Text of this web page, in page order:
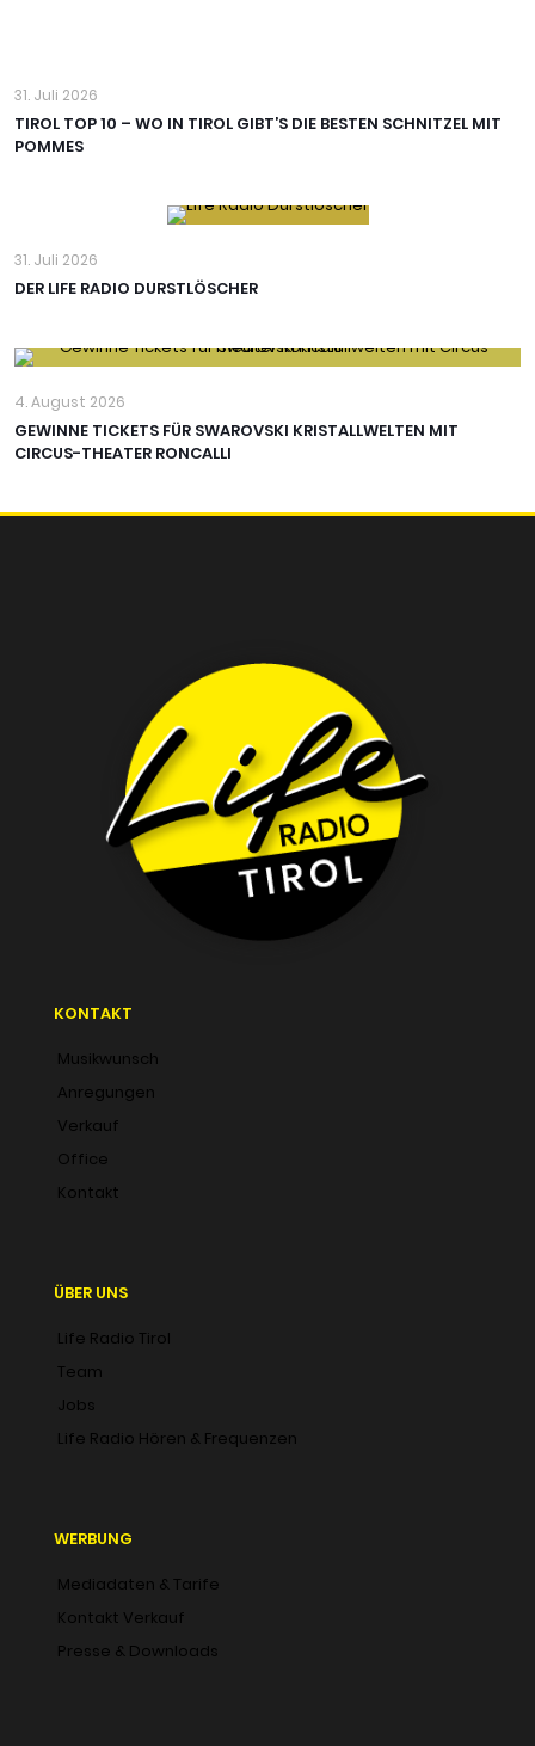
31. Juli 2026
TIROL TOP 10 – WO IN TIROL GIBT’S DIE BESTEN SCHNITZEL MIT
POMMES
31. Juli 2026
DER LIFE RADIO DURSTLÖSCHER
4. August 2026
GEWINNE TICKETS FÜR SWAROVSKI KRISTALLWELTEN MIT
CIRCUS-THEATER RONCALLI
KONTAKT
Musikwunsch
Anregungen
Verkauf
Office
Kontakt
ÜBER UNS
Life Radio Tirol
Team
Jobs
Life Radio Hören & Frequenzen
WERBUNG
Mediadaten & Tarife
Kontakt Verkauf
Presse & Downloads